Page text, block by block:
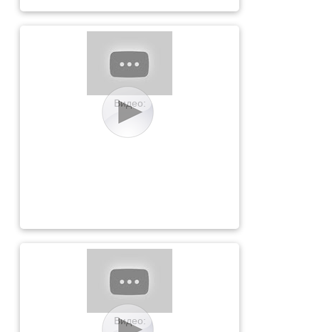
Видео:
Видео: